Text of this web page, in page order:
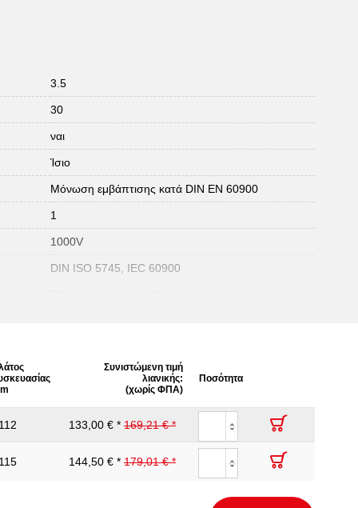
3.5
30
ναι
Ίσιο
Μόνωση εμβάπτισης κατά DIN EN 60900
1
1000V
DIN ISO 5745, IEC 60900
Συνιστώμενη τιμή
λιανικής:
(χωρίς ΦΠΑ)
Ποσότητα
112 133,00 € * 169,21 € *
115 144,50 € * 179,01 € *